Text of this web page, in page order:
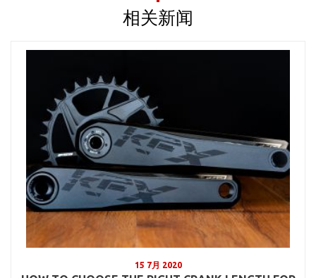
相关新闻
15 7月 2020